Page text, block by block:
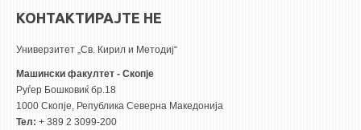
КОНТАКТИРАЈТЕ НЕ
Универзитет „Св. Кирил и Методиј“
Машински факултет - Скопје
Руѓер Бошковиќ бр.18
1000 Скопје, Република Северна Македонија
Тел: + 389 2 3099-200